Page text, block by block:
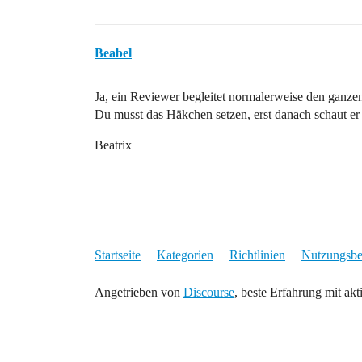
Beabel
Ja, ein Reviewer begleitet normalerweise den
Du musst das Häkchen setzen, erst danach schaut
Beatrix
Startseite Kategorien Richtlinien
Angetrieben von Discourse, beste Erfahrung mit